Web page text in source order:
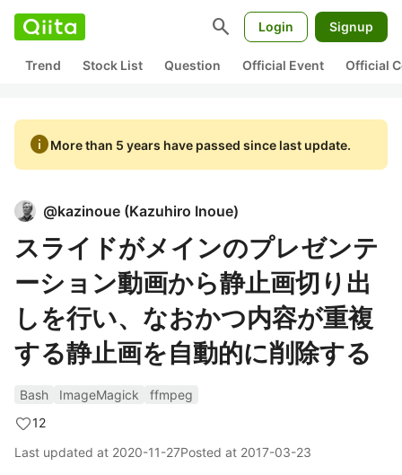
search Login Signup
Trend Stock List Question Official Event Official
infoMore than 5 years have passed since last update.
@kazinoue (Kazuhiro Inoue)
スライドがメインのプレゼンテ
ーション動画から静止画切り出
しを行い、なおかつ内容が重複
する静止画を自動的に削除する
Bash ImageMagick
ffmpeg
12
Last updated at 2020-11-27Posted at 2017-03-23